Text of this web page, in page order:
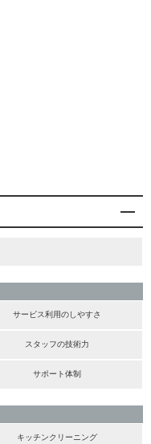
サービス利用のしやすさ
スタッフの技術力
サポート体制
キッチンクリーニング